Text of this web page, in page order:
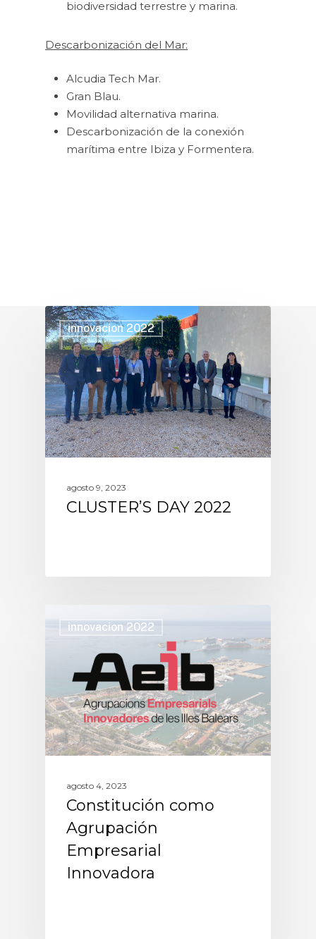
biodiversidad terrestre y marina.
Descarbonización del Mar:
Alcudia Tech Mar.
Gran Blau.
Movilidad alternativa marina.
Descarbonización de la conexión
marítima entre Ibiza y Formentera.
innovacion 2022
agosto 9, 2023
CLUSTER’S DAY 2022
innovacion 2022
agosto 4, 2023
Constitución como
Agrupación
Empresarial
Innovadora